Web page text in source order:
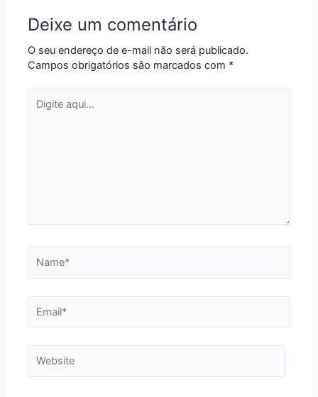
Deixe um comentário
O seu endereço de e-mail não será publicado.
Campos obrigatórios são marcados com *
aqui...